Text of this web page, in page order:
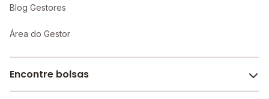
Blog Gestores
Área do Gestor
Encontre bolsas